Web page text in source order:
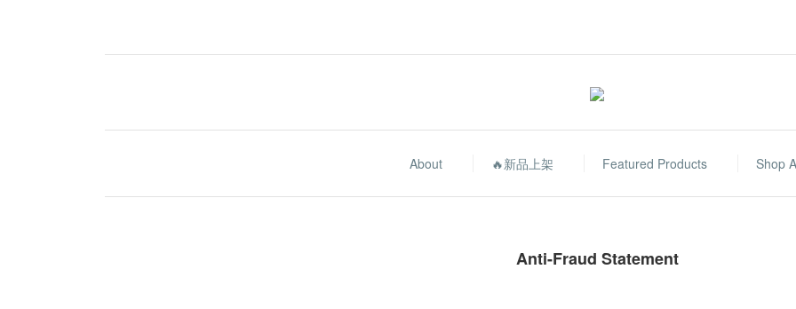
About 🔥新品上架 Featured Products Shop
Anti-Fraud Statement